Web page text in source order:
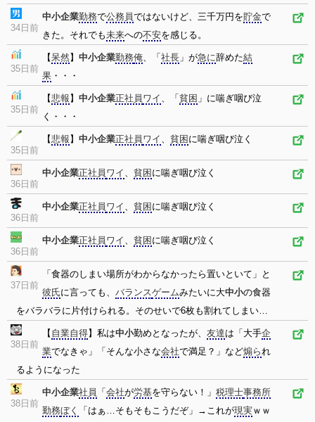
34日前
中小企業勤務で公務員ではないけど、三千万円を貯金で
きた。それでも未来への不安を感じる。
35日前
【呆然】 中小企業勤務俺、「 社長 」が急に辞めた結
果 ・・・
35日前
【悲報 】 中小企業正社員 ワイ 、「 貧困 」に喘ぎ咽び泣
く・・・
35日前
【悲報 】 中小企業正社員 ワイ 、 貧困 に喘ぎ咽び泣く
36日前
中小企業正社員 ワイ 、 貧困 に喘ぎ咽び泣く
36日前
中小企業正社員 ワイ 、 貧困 に喘ぎ咽び泣く
36日前
中小企業正社員 ワイ 、 貧困 に喘ぎ咽び泣く
37日前
「食器のしまい場所がわからなかったら置いといて」と
彼氏に言っても、 バランスゲームみたいに大中小の食器
をバラバラに片付けられる。そのせいで6枚も割れてしまい…
38日前
【 自業自得】私は中小勤めとなったが、 友達は「大手企
業でなきゃ」「そんな小さな会社で満足？」など煽られ
るようになった
38日前
中小企業社員 「 会社が労基を守らない！」 税理士事務所
勤務ぼく 「はぁ…そもそもこうだぞ」→これが現実ｗｗ